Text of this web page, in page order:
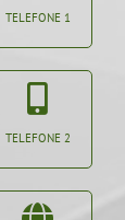
TELEFONE 1
TELEFONE 2